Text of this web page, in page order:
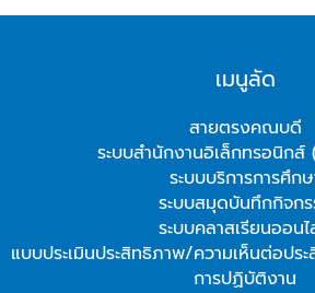
เมนูลัด
สายตรงคณบดี
ระบบสำนักงานอิเล็กทรอนิก
ระบบบริการการศึก
ระบบสมุดบันทึกกิจก
ระบบคลาสเรียนออน
แบบประเมินประสิทธิภาพ/ความเห็นต่อป
การปฏิบัติงาน